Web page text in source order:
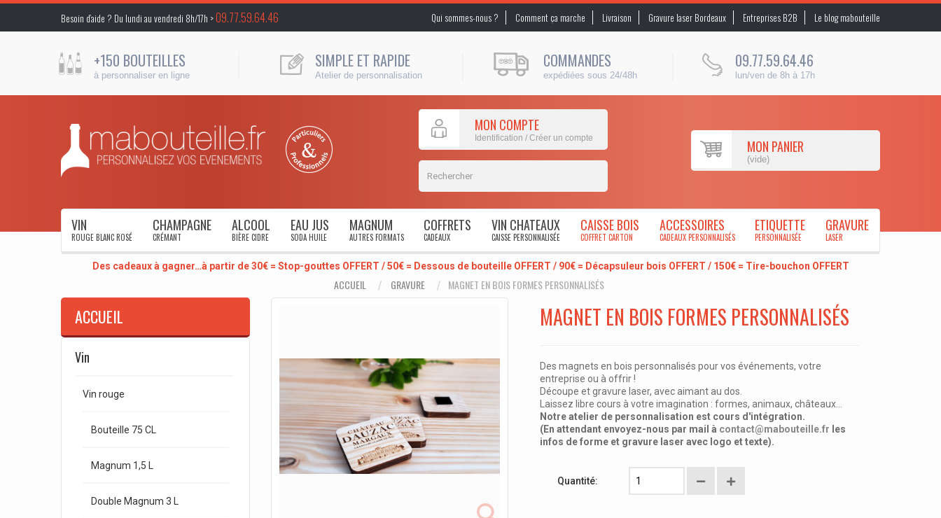
Besoin d’aide ? Du lundi au vendredi 8h/17h >09.77.59.64.46 Qui sommes-nous ? Comment ça marche Livraison Gravure laser Bordeaux Entreprises B2B Le blog mabouteille
+150 BOUTEILLES
à personnaliser en ligne
SIMPLE ET RAPIDE
Atelier de personnalisation
COMMANDES
expédiées sous 24/48h
09.77.59.64.46
lun/ven de 8h à 17h
MON COMPTE
Identification / Créer un compte MON PANIER
(vide)
VIN
ROUGE BLANC ROSÉ
CHAMPAGNE
CRÉMANT
ALCOOL
BIÈRE CIDRE
EAU JUS
SODA HUILE
MAGNUM
AUTRES FORMATS
COFFRETS
CADEAUX
VIN CHATEAUX
CAISSE PERSONNALISÉE
CAISSE BOIS
COFFRET CARTON
ACCESSOIRES
CADEAUX PERSONNALISÉS
ETIQUETTE
PERSONNALISÉE
GRAVURE
LASER
Des cadeaux à gagner…à partir de 30€ = Stop-gouttes OFFERT / 50€ = Dessous de bouteille OFFERT / 90€ = Décapsuleur bois OFFERT / 150€ = Tire-bouchon OFFERT
ACCUEIL GRAVURE MAGNET EN BOIS FORMES PERSONNALISÉS
ACCUEIL
Vin
Vin rouge
Bouteille 75 CL
Magnum 1,5 L
Double Magnum 3 L
MAGNET EN BOIS FORMES PERSONNALISÉS
Des magnets en bois personnalisés pour vos événements, votre
entreprise ou à offrir !
Découpe et gravure laser, avec aimant au dos.
Laissez libre cours à votre imagination : formes, animaux, châteaux...
Notre atelier de personnalisation est cours d'intégration.
(En attendant envoyez-nous par mail à contact@mabouteille.fr les
infos de forme et gravure laser avec logo et texte).
Quantité: